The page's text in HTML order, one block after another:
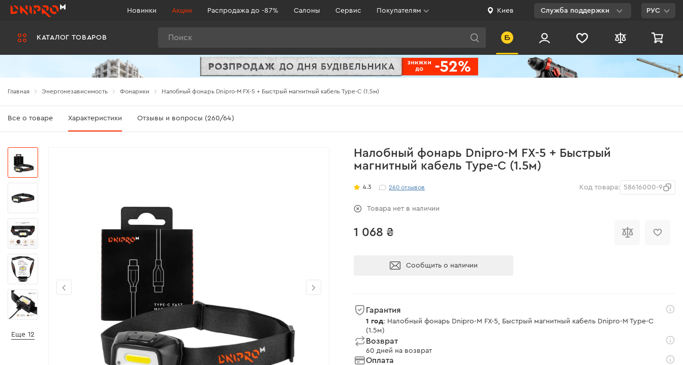
КАТАЛОГ ТОВАРОВ
Новинки Акции Распродажа до -87% Салоны Сервис Покупателям Киев Служба поддержки
0 800 200 500
Бесплатно по
РУС
Главная Энергонезависимость Фонарики Налобный фонарь Dnipro-M FX-5 + Быстрый магнитный кабель Type-C (1.5м)
Все о товаре Характеристики Отзывы и вопросы (260/64)
Налобный фонарь Dnipro-M FX-5 + Быстрый
магнитный кабель Type-C (1.5м)
4.3 260отзывов Код товара: 58616000-9
Товара нет в наличии
1 068 ₴
Сообщить о наличии
Гарантия
1 год: Налобный фонарь Dnipro-M FX-5, Быстрый магнитный кабель Dnipro-M Type-C
(1.5м)
Возврат
60 дней на возврат
Оплата
Еще 12